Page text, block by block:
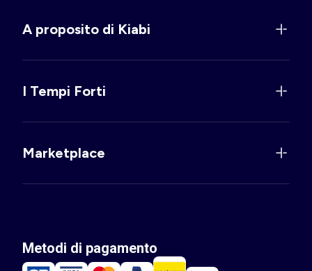
A proposito di Kiabi
I Tempi Forti
Marketplace
Metodi di pagamento